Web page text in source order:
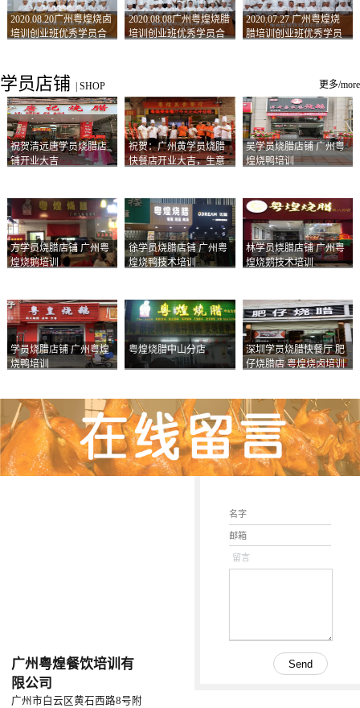
2020.08.20广州粤煌烧卤
培训创业班优秀学员合
2020.08.08广州粤煌烧腊
培训创业班优秀学员合
2020.07.27 广州粤煌烧
腊培训创业班优秀学员
学员店铺 SHOP 更多/more
祝贺清远唐学员烧腊店
铺开业大吉
祝贺：广州黄学员烧腊
快餐店开业大吉，生意
吴学员烧腊店铺 广州粤
煌烧鸭培训
方学员烧腊店铺 广州粤
煌烧鹅培训
徐学员烧腊店铺 广州粤
煌烧鸭技术培训
林学员烧腊店铺 广州粤
煌烧鹅技术培训
学员烧腊店铺 广州粤煌
烧鸭培训
粤煌烧腊中山分店
深圳学员烧腊快餐厅 肥
仔烧腊店 粤煌烧卤培训
广州粤煌餐饮培训有
限公司
广州市白云区黄石西路8号附
留言